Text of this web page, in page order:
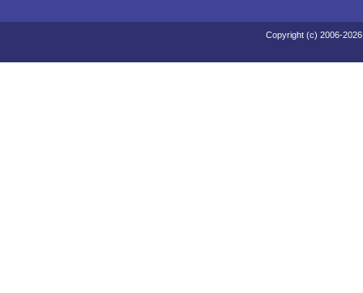
Copyright (c) 2006-